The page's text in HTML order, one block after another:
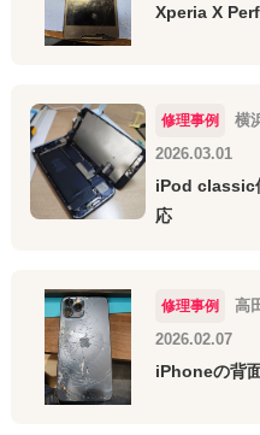
Xperia X
修理事例
横
2026.03.01
iPod classic
応
修理事例
高
2026.02.07
iPhoneの背